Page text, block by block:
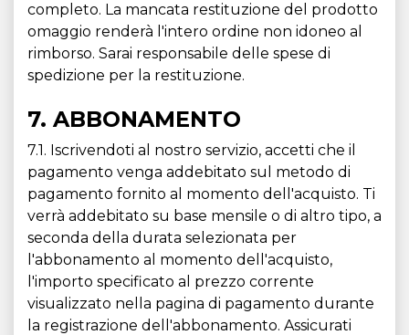
completo. La mancata restituzione del prodotto
omaggio renderà l'intero ordine non idoneo al
rimborso. Sarai responsabile delle spese di
spedizione per la restituzione.
7. ABBONAMENTO
7.1. Iscrivendoti al nostro servizio, accetti che il
pagamento venga addebitato sul metodo di
pagamento fornito al momento dell'acquisto. Ti
verrà addebitato su base mensile o di altro tipo, a
seconda della durata selezionata per
l'abbonamento al momento dell'acquisto,
l'importo specificato al prezzo corrente
visualizzato nella pagina di pagamento durante
la registrazione dell'abbonamento. Assicurati